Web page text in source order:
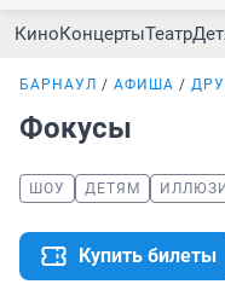
КиноКонцертыТеатр
БАРНАУЛ АФИША
Фокусы
ШОУ ДЕТЯМ
Купить билеты